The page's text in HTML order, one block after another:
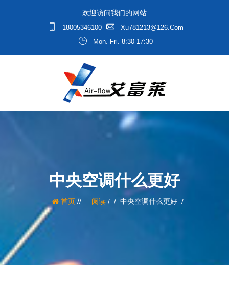
欢迎访问我们的网站
18005346100
Xu781213@126.com
Mon.-Fri. 8:30-17:30
中央空调什么更好
首页/ 阅读/ 中央空调什么更好